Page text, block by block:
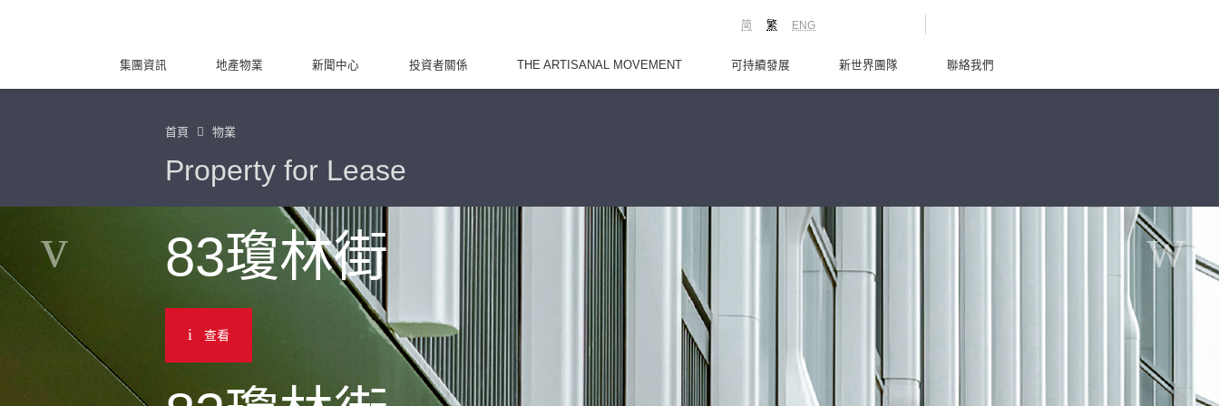
ENG
繁
简
集團資訊 地產物業 新聞中心 投資者關係 THE ARTISANAL MOVEMENT 可持續發展 新世界團隊 聯絡我們
首頁 物業
Property for Lease
83瓊林街
查看